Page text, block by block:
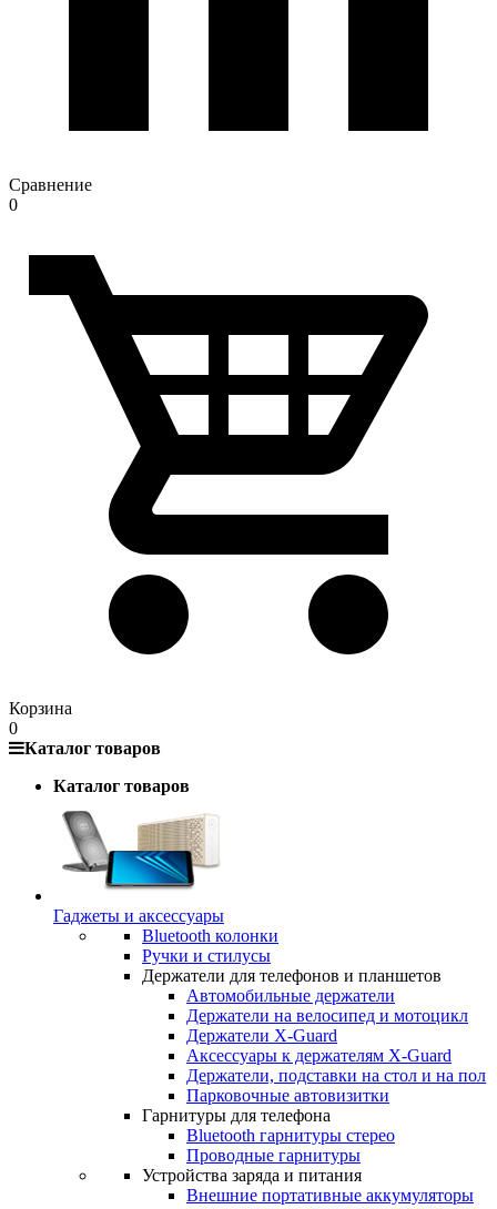
Сравнение
0
Корзина
0
Каталог товаров
Каталог товаров
Гаджеты и аксессуары
Bluetooth колонки
Ручки и стилусы
Держатели для телефонов и планшетов
Автомобильные держатели
Держатели на велосипед и мотоцикл
Держатели X-Guard
Аксессуары к держателям X-Guard
Держатели, подставки на стол и на пол
Парковочные автовизитки
Гарнитуры для телефона
Bluetooth гарнитуры стерео
Проводные гарнитуры
Устройства заряда и питания
Внешние портативные аккумуляторы